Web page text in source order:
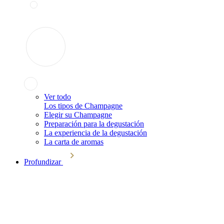
Ver todo
Los tipos de Champagne
Elegir su Champagne
Preparación para la degustación
La experiencia de la degustación
La carta de aromas
Profundizar